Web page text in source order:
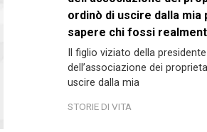
ordinò di uscire dalla mia
sapere chi fossi
Il figlio viziato della presidente
dell’associazione dei
uscire dalla mia
STORIE DI VITA